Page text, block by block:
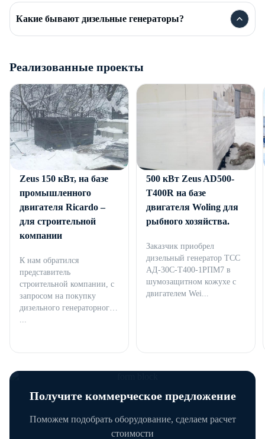
Какие бывают дизельные генераторы?
Реализованные проекты
Дизельный генератор
Zeus 150 кВт, на базе
промышленного
двигателя Ricardo –
для строительной
компании
К нам обратился
представитель
строительной компании, с
запросом на покупку
дизельного генераторного
...
Дизельный генератор
500 кВт Zeus AD500-
T400R на базе
двигателя Woling для
рыбного хозяйства.
Заказчик приобрел
дизельный генератор ТСС
АД-30С-Т400-1РПМ7 в
шумозащитном кожухе с
двигателем Wei...
Получите коммерческое предложение
Поможем подобрать оборудование, сделаем расчет
стоимости